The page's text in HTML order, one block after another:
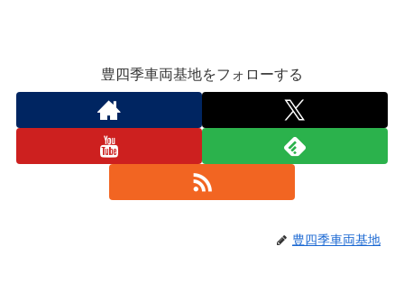
豊四季車両基地をフォローする
豊四季車両基地